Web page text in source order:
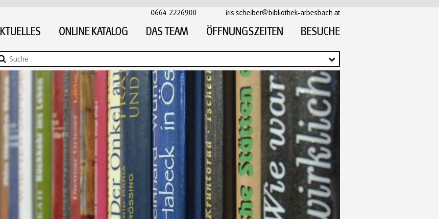
0664 2226900 iris.scheiber@bibliothek-arbesbach.at
ONLINE KATALOG DAS TEAM ÖFFNUNGSZEITEN BESUCHE
